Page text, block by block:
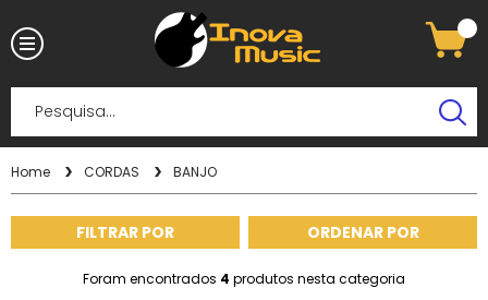
Home CORDAS BANJO
FILTRAR POR ORDENAR POR
Foram encontrados 4 produtos nesta categoria